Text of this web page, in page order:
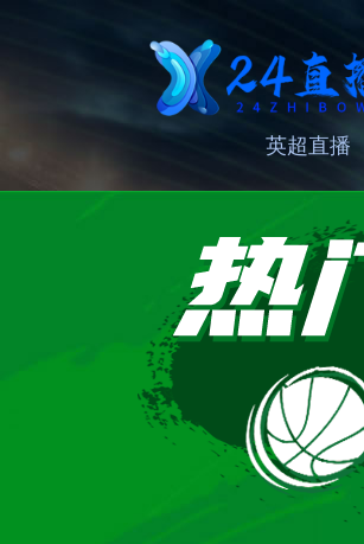
英超直播